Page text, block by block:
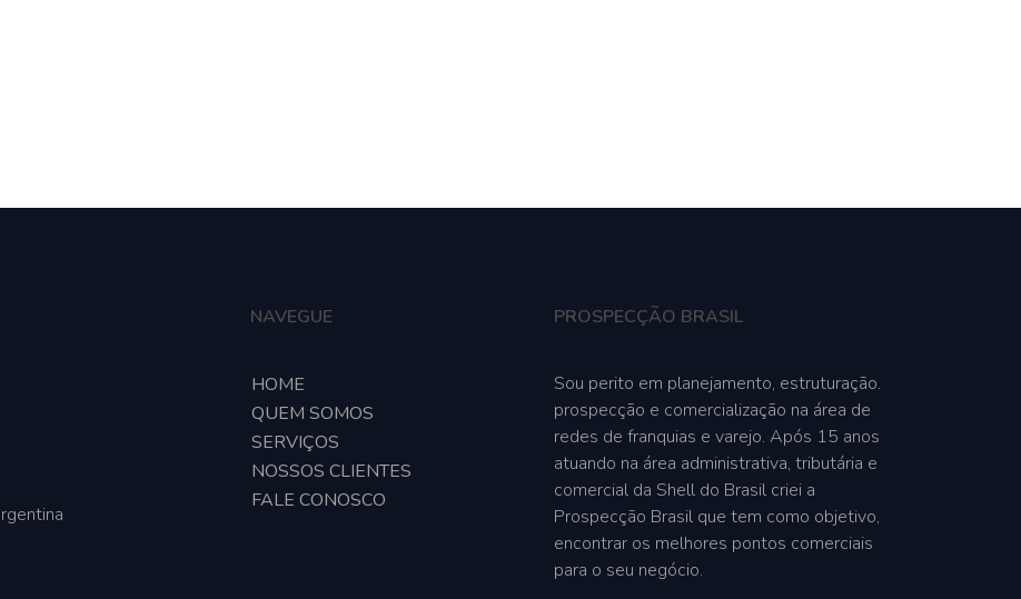
NAVEGUE
HOME
QUEM SOMOS
SERVIÇOS
NOSSOS CLIENTES
FALE CONOSCO
PROSPECÇÃO BRASIL
Sou perito em planejamento, estruturação.
prospecção e comercialização na área de
redes de franquias e varejo. Após 15 anos
atuando na área administrativa, tributária e
comercial da Shell do Brasil criei a
Prospecção Brasil que tem como objetivo,
encontrar os melhores pontos comerciais
para o seu negócio.